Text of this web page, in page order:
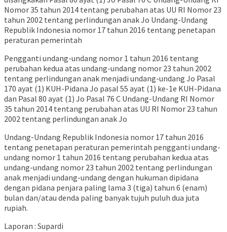
Nomor 35 tahun 2014 tentang perubahan atas UU RI Nomor 23
tahun 2002 tentang perlindungan anak Jo Undang-Undang
Republik Indonesia nomor 17 tahun 2016 tentang penetapan
peraturan pemerintah
Pengganti undang-undang nomor 1 tahun 2016 tentang
perubahan kedua atas undang-undang nomor 23 tahun 2002
tentang perlindungan anak menjadi undang-undang Jo Pasal
170 ayat (1) KUH-Pidana Jo pasal 55 ayat (1) ke-1e KUH-Pidana
dan Pasal 80 ayat (1) Jo Pasal 76 C Undang-Undang RI Nomor
35 tahun 2014 tentang perubahan atas UU RI Nomor 23 tahun
2002 tentang perlindungan anak Jo
Undang-Undang Republik Indonesia nomor 17 tahun 2016
tentang penetapan peraturan pemerintah pengganti undang-
undang nomor 1 tahun 2016 tentang perubahan kedua atas
undang-undang nomor 23 tahun 2002 tentang perlindungan
anak menjadi undang-undang dengan hukuman dipidana
dengan pidana penjara paling lama 3 (tiga) tahun 6 (enam)
bulan dan/atau denda paling banyak tujuh puluh dua juta
rupiah.
Laporan : Supardi